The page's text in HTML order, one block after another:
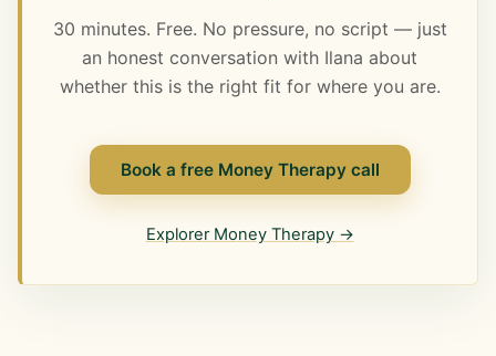
30 minutes. Free. No pressure, no script — just
an honest conversation with Ilana about
whether this is the right fit for where you are.
Book a free Money Therapy call
Explorer Money Therapy →